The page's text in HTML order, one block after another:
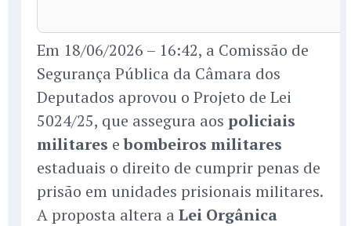
Em 18/06/2026 – 16:42, a Comissão de
Segurança Pública da Câmara dos
Deputados aprovou o Projeto de Lei
5024/25, que assegura aos policiais
militares ebombeiros militares
estaduais o direito de cumprir penas de
prisão em unidades prisionais militares.
A proposta altera a Lei Orgânica